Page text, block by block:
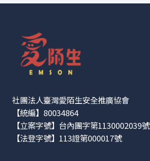
社團法人臺灣愛陌生安全推廣協會
【統編】80034864
【立案字號】台內團字第1130002039號
【法登字號】113證第000017號